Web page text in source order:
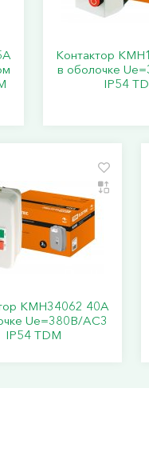
Контактор
в оболочке
IP54
КМН34062 40А
Ue=380В/АC3
IP54 TDM